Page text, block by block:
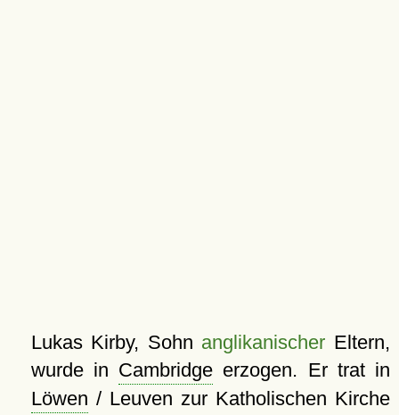
Lukas Kirby, Sohn anglikanischer Eltern,
wurde in Cambridge erzogen. Er trat in
Löwen / Leuven zur Katholischen Kirche